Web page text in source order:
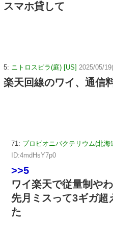
スマホ貸して
5: ニトロスピラ(庭) [US] 2025/05/
楽天回線のワイ、通信
71: プロピオニバクテリウム(北海
ID:4mdHsY7p0
>>5
ワイ楽天で従量制やわ
先月ミスって3ギガ超
た